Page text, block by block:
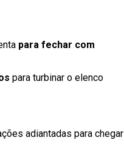
para fechar com
para turbinar o elenco
adiantadas para chegar